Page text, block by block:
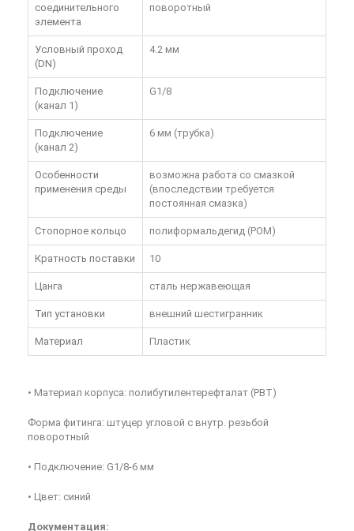
соединительного
элемента
поворотный
Условный проход
(DN)
4.2 мм
Подключение
(канал 1)
G1/8
Подключение
(канал 2)
6 мм (трубка)
Особенности
применения среды
возможна работа со смазкой
(впоследствии требуется
постоянная смазка)
Стопорное кольцо полиформальдегид (POM)
Кратность поставки 10
Цанга сталь нержавеющая
Тип установки внешний шестигранник
Материал Пластик
• Материал корпуса: полибутилентерефталат (PBT)
Форма фитинга: штуцер угловой с внутр. резьбой
поворотный
• Подключение: G1/8-6 мм
• Цвет: синий
Документация: